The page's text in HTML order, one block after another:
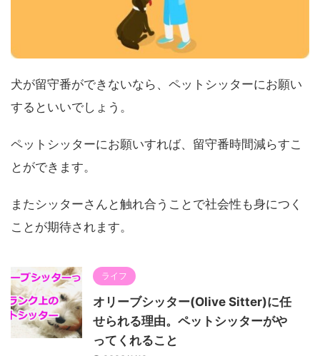
犬が留守番ができないなら、ペットシッターにお願い
するといいでしょう。
ペットシッターにお願いすれば、留守番時間減らすこ
とができます。
またシッターさんと触れ合うことで社会性も身につく
ことが期待されます。
ライフ
オリーブシッター(Olive Sitter)に任
せられる理由。ペットシッターがや
ってくれること